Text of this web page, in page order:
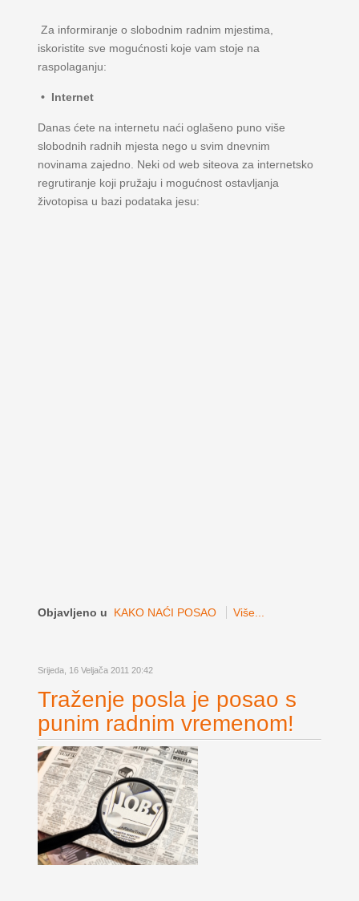
Za informiranje o slobodnim radnim mjestima,
iskoristite sve mogućnosti koje vam stoje na
raspolaganju:
• Internet
Danas ćete na internetu naći oglašeno puno više
slobodnih radnih mjesta nego u svim dnevnim
novinama zajedno. Neki od web siteova za internetsko
regrutiranje koji pružaju i mogućnost ostavljanja
životopisa u bazi podataka jesu:
Objavljeno u KAKO NAĆI POSAO Više...
Srijeda, 16 Veljača 2011 20:42
Traženje posla je posao s
punim radnim vremenom!